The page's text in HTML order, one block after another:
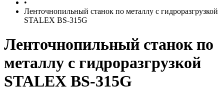
•
Ленточнопильный станок по металлу с гидроразгрузкой
STALEX BS-315G
Ленточнопильный станок по
металлу с гидроразгрузкой
STALEX BS-315G